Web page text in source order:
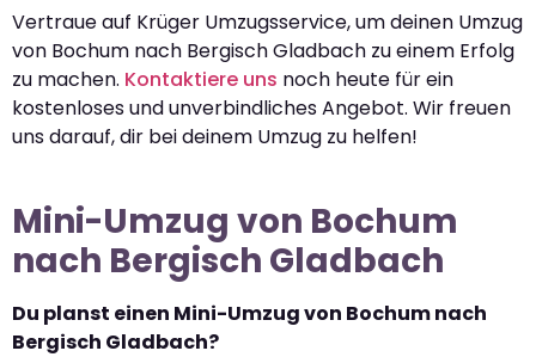
Vertraue auf Krüger Umzugsservice, um deinen Umzug
von Bochum nach Bergisch Gladbach zu einem Erfolg
zu machen. Kontaktiere uns noch heute für ein
kostenloses und unverbindliches Angebot. Wir freuen
uns darauf, dir bei deinem Umzug zu helfen!
Mini-Umzug von Bochum
nach Bergisch Gladbach
Du planst einen Mini-Umzug von Bochum nach
Bergisch Gladbach?